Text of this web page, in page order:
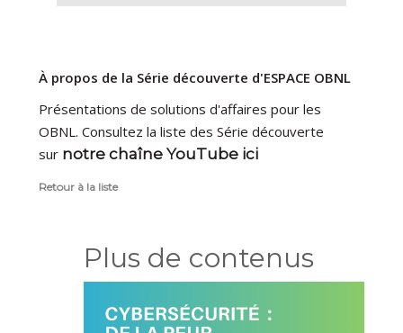
À propos de la Série découverte d'ESPACE OBNL
Présentations de solutions d'affaires pour les
OBNL. Consultez la liste des Série découverte
sur notre chaîne YouTube ici
Retour à la liste
Plus de contenus